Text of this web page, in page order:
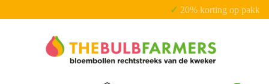
✓ 20% korting op pakketten